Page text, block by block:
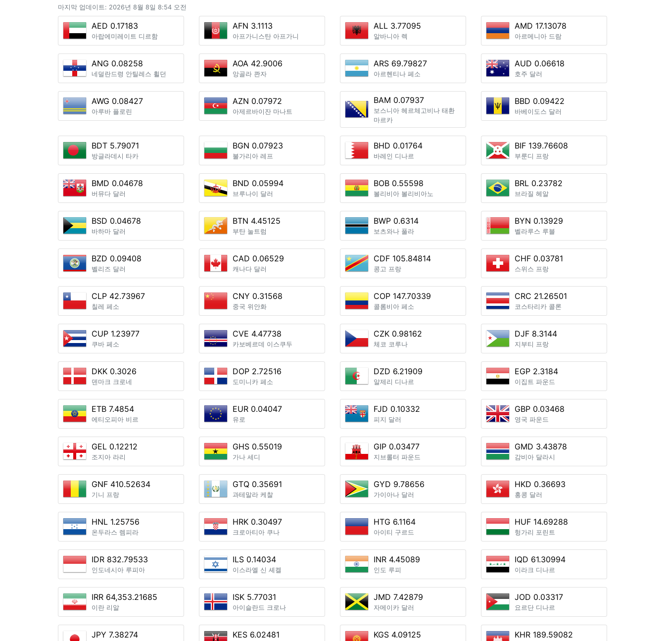
마지막 업데이트: 2026년 8월 8일 8:54 오전
AED 0.17183
아랍에미레이트 디르함
AFN 3.1113
아프가니스탄 아프가니
ALL 3.77095
알바니아 렉
AMD 17.13078
아르메니아 드람
ANG 0.08258
네덜란드령 안틸레스 휠던
AOA 42.9006
앙골라 콴자
ARS 69.79827
아르헨티나 페소
AUD 0.06618
호주 달러
AWG 0.08427
아루바 플로린
AZN 0.07972
아제르바이잔 마나트
BAM 0.07937
보스니아 헤르체고비나 태환
마르카
BBD 0.09422
바베이도스 달러
BDT 5.79071
방글라데시 타카
BGN 0.07923
불가리아 레프
BHD 0.01764
바레인 디나르
BIF 139.76608
부룬디 프랑
BMD 0.04678
버뮤다 달러
BND 0.05994
브루나이 달러
BOB 0.55598
볼리비아 볼리비아노
BRL 0.23782
브라질 헤알
BSD 0.04678
바하마 달러
BTN 4.45125
부탄 눌트럼
BWP 0.6314
보츠와나 풀라
BYN 0.13929
벨라루스 루블
BZD 0.09408
벨리즈 달러
CAD 0.06529
캐나다 달러
CDF 105.84814
콩고 프랑
CHF 0.03781
스위스 프랑
CLP 42.73967
칠레 페소
CNY 0.31568
중국 위안화
COP 147.70339
콜롬비아 페소
CRC 21.26501
코스타리카 콜론
CUP 1.23977
쿠바 페소
CVE 4.47738
카보베르데 이스쿠두
CZK 0.98162
체코 코루나
DJF 8.3144
지부티 프랑
DKK 0.3026
덴마크 크로네
DOP 2.72516
도미니카 페소
DZD 6.21909
알제리 디나르
EGP 2.3184
이집트 파운드
ETB 7.4854
에티오피아 비르
EUR 0.04047
유로
FJD 0.10332
피지 달러
GBP 0.03468
영국 파운드
GEL 0.12212
조지아 라리
GHS 0.55019
가나 세디
GIP 0.03477
지브롤터 파운드
GMD 3.43878
감비아 달라시
GNF 410.52634
기니 프랑
GTQ 0.35691
과테말라 케찰
GYD 9.78656
가이아나 달러
HKD 0.36693
홍콩 달러
HNL 1.25756
온두라스 렘피라
HRK 0.30497
크로아티아 쿠나
HTG 6.1164
아이티 구르드
HUF 14.69288
헝가리 포린트
IDR 832.79533
인도네시아 루피아
ILS 0.14034
이스라엘 신 셰켈
INR 4.45089
인도 루피
IQD 61.30994
이라크 디나르
IRR 64,353.21685
이란 리알
ISK 5.77031
아이슬란드 크로나
JMD 7.42879
자메이카 달러
JOD 0.03317
요르단 디나르
JPY 7.38274 KES 6.02481 KGS 4.09125 KHR 189.59082